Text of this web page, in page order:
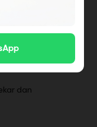
dan
dan